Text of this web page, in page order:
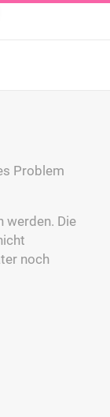
Problem
werden. Die
noch
entfernen